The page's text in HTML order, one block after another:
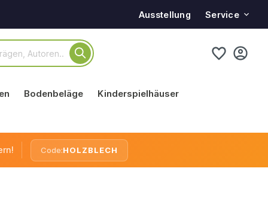
Ausstellung Service
Bodenbeläge Kinderspielhäuser
Code:HOLZBLECH